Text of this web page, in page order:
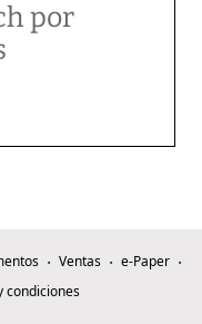
por
Ventas
e-Paper
condiciones